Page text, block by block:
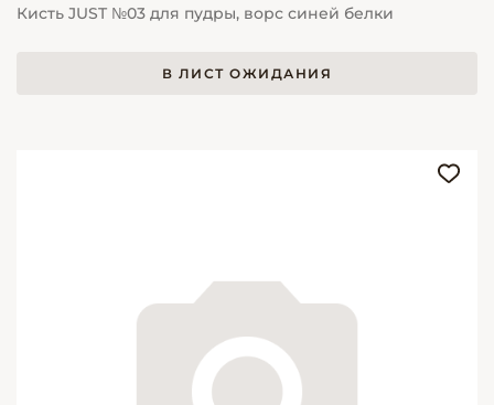
Кисть JUST №03 для пудры, ворс синей белки
В ЛИСТ ОЖИДАНИЯ